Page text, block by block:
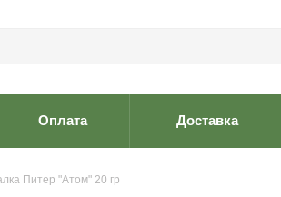
Оплата Доставка
Питер "Атом" 20 гр